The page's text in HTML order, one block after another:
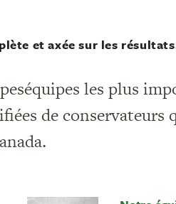
et axée sur les
les plus
de conservateurs